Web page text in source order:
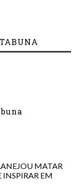
MATAR
INSPIRAR EM